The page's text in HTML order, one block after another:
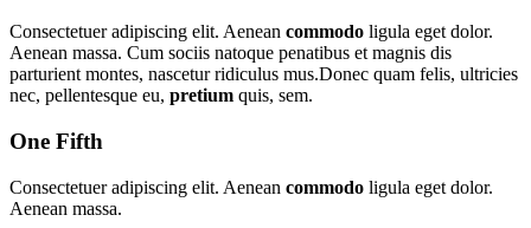
Consectetuer adipiscing elit. Aenean commodo ligula eget dolor.
Aenean massa. Cum sociis natoque penatibus et magnis dis
parturient montes, nascetur ridiculus mus.Donec quam felis, ultricies
nec, pellentesque eu, pretium quis, sem.
One Fifth
Consectetuer adipiscing elit. Aenean commodo ligula eget dolor.
Aenean massa.